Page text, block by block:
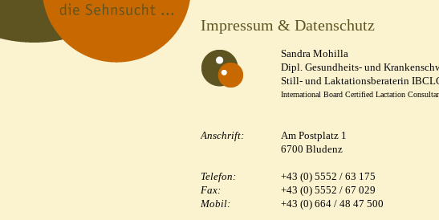
Impressum & Datenschutz
Sandra Mohilla
Dipl. Gesundheits- und
Still- und Laktationsberaterin
International Board Certified Lactation
Anschrift:
Am Postplatz 1
6700 Bludenz
Telefon:
+43 (0) 5552 / 63 175
Fax:
+43 (0) 5552 / 67 029
Mobil:
+43 (0) 664 / 48 47 500